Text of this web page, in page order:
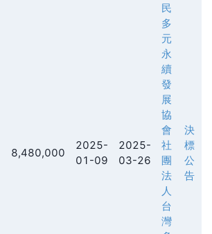
8,480,000
2025-
01-09
2025-
03-26
民
多
元
永
續
發
展
協
會
社
團
法
人
台
灣
決
標
公
告